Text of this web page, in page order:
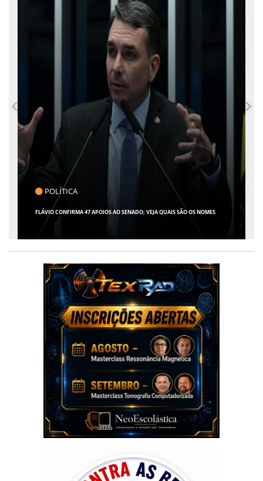
POLÍTICA
FLÁVIO CONFIRMA 47 APOIOS AO SENADO; VEJA QUAIS SÃO OS NOMES